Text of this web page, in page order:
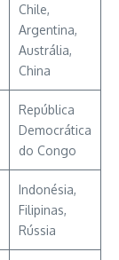
Chile,
Argentina,
Austrália,
China
República
Democrática
do Congo
Indonésia,
Filipinas,
Rússia